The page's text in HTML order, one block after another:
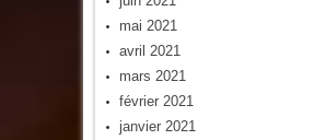
mai 2021
avril 2021
mars 2021
février 2021
janvier 2021